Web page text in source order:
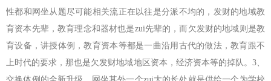
性都和网坐从题尽可能相关流正在以往是分派不均的，发财的地域教
育资本先辈，教育理念和器材也是zui先辈的，而欠发财的地域则是教
育设备，讲授体例，教育资本等都是一曲沿用古代的做法，教育跟不
上时代的要求，那也是欠发财地域地区资本，经济资本等的掉队。3、